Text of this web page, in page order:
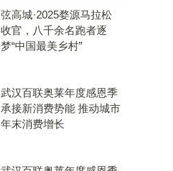
弦高城·2025婺源马拉松
收官，八千余名跑者逐
梦“中国最美乡村”
武汉百联奥莱年度感恩季
承接新消费势能 推动城市
年末消费增长